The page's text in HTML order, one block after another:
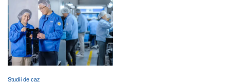
Studii de caz